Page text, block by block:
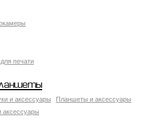
печати
и аксессуары
Планшеты и аксессуары
аксессуары